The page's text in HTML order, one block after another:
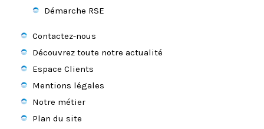
Démarche RSE
Contactez-nous
Découvrez toute notre actualité
Espace Clients
Mentions légales
Notre métier
Plan du site